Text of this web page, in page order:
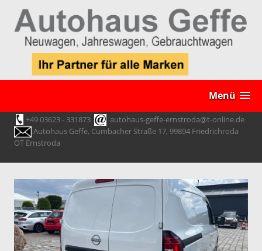
Menü
+49 03623 - 331873
autohaus-geffe-ernstroda@t-online.de
Autohaus Geffe, Cumbacher Straße 17, 99894 Friedrichroda
OT Ernstroda